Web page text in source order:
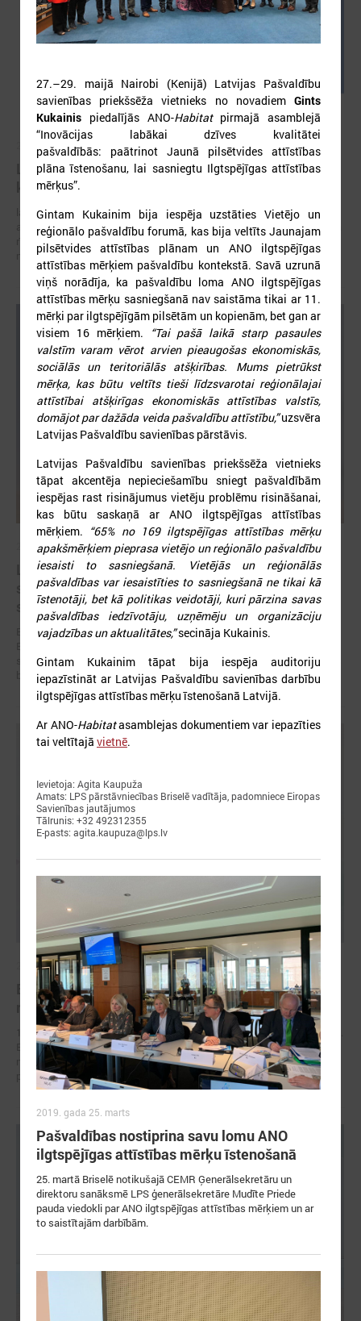
2026. gada 05. augusts
LPS aicina piedalīties seminārā “Stiprinot vietējās
kopienas krīzē" 11. augustā, Cēsīs
latvijas Pašvaldību savienība sadarbībā ar Cēsu novada pašvaldību
aicina piedalīties seminārā “Stiprinot vietējās kopienas krīzē: proaktīva
rīcība un pieredzes apmaiņa starp Ukrainas un ES pašvaldībām”, kas
notiks šī gada 11.augustā no plkst.10.00 līdz 15.30
2026. gada 19. jūnijs
Latvijas pašvaldības aicinātas pieteikties
sadarbībai ar Ukrainas pašvaldībām veltītai
starptautiskai balvai
Eiropas Pašvaldību un reģionu padome sadarbībā ar “U-LEAD with
starptautiskai pašvaldību sadarbības balvai “Uzticības tiltu sadarbības
balva 2026”.
2026. gada 17. jūnijs
Eiropas pilsētu līderi Gimarainšā vienojas par
rīcību klimata noturības stiprināšanai
17. jūnijā Eiropas Zaļajā galvaspilsētā Gimarainšā (Portugālē) sākās 13.
Eiropas Pilsētu noturības forums (EURESFO 2026), kas pulcē vairāk
nekā 400 pašvaldību vadītājus, pilsētplānotājus, klimata ekspertus un
politikas veidotājus no visas Eiropas.
27.–29. maijā Nairobi (Kenijā) Latvijas Pašvaldību
savienības priekšsēža vietnieks no novadiem Gints
Kukainis piedalījās ANO-Habitatpirmajā asamblejā
“Inovācijas labākai dzīves kvalitātei
pašvaldībās: paātrinot Jaunā pilsētvides attīstības
plāna īstenošanu, lai sasniegtu Ilgtspējīgas attīstības
mērķus”.
Gintam Kukainim bija iespēja uzstāties Vietējo un
reģionālo pašvaldību forumā, kas bija veltīts Jaunajam
pilsētvides attīstības plānam un ANO ilgtspējīgas
attīstības mērķiem pašvaldību kontekstā. Savā uzrunā
viņš norādīja, ka pašvaldību loma ANO ilgtspējīgas
attīstības mērķu sasniegšanā nav saistāma tikai ar 11.
mērķi par ilgtspējīgām pilsētām un kopienām, bet gan ar
visiem 16 mērķiem.
“Tai pašā laikā starp pasaules
valstīm varam vērot arvien pieaugošas ekonomiskās,
sociālās un teritoriālās atšķirības. Mums pietrūkst
mērķa, kas būtu veltīts tieši līdzsvarotai reģionālajai
attīstībai atšķirīgas ekonomiskās attīstības valstīs,
domājot par dažāda veida pašvaldību attīstību,”uzsvēra
Latvijas Pašvaldību savienības pārstāvis.
Latvijas Pašvaldību savienības priekšsēža vietnieks
tāpat akcentēja nepieciešamību sniegt pašvaldībām
iespējas rast risinājumus vietēju problēmu risināšanai,
kas būtu saskaņā ar ANO ilgtspējīgas attīstības
mērķiem. “65% no 169 ilgtspējīgas attīstības mērķu
apakšmērķiem pieprasa vietējo un reģionālo pašvaldību
iesaisti to sasniegšanā. Vietējās un reģionālās
pašvaldības var iesaistīties to sasniegšanā ne tikai kā
īstenotāji, bet kā politikas veidotāji, kuri pārzina savas
pašvaldības iedzīvotāju, uzņēmēju un organizāciju
vajadzības un aktualitātes,”secināja Kukainis.
Gintam Kukainim tāpat bija iespēja auditoriju
iepazīstināt ar Latvijas Pašvaldību savienības darbību
ilgtspējīgas attīstības mērķu īstenošanā Latvijā.
Ar ANO-Habitatasamblejas dokumentiem var iepazīties
tai veltītajā vietnē.
Ievietoja: Agita Kaupuža
Amats: LPS pārstāvniecības Briselē vadītāja, padomniece Eiropas
Savienības jautājumos
Tālrunis: +32 492312355
E-pasts: agita.kaupuza@lps.lv
2019. gada 25. marts
Pašvaldības nostiprina savu lomu ANO
ilgtspējīgas attīstības mērķu īstenošanā
25. martā Briselē notikušajā CEMR Ģenerālsekretāru un
direktoru sanāksmē LPS ģenerālsekretāre Mudīte Priede
pauda viedokli par ANO ilgtspējīgas attīstības mērķiem un ar
to saistītajām darbībām.